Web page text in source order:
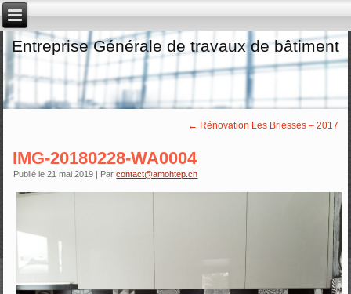
Entreprise Générale de travaux de bâtiment
← Rénovation Les Briesses – 2017
IMG-20180228-WA0004
Publié le 21 mai 2019 | Par contact@amohtep.ch